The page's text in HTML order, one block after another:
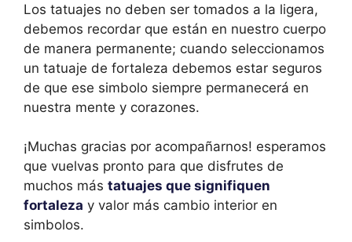
Los tatuajes no deben ser tomados a la ligera,
debemos recordar que están en nuestro cuerpo
de manera permanente; cuando seleccionamos
un tatuaje de fortaleza debemos estar seguros
de que ese simbolo siempre permanecerá en
nuestra mente y corazones.
¡Muchas gracias por acompañarnos! esperamos
que vuelvas pronto para que disfrutes de
muchos más tatuajes que signifiquen
fortaleza y valor más cambio interior en
simbolos.